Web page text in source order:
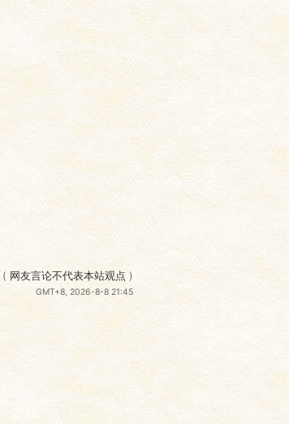
( 网友言论不代表本站观点 )
GMT+8, 2026-8-8 21:45